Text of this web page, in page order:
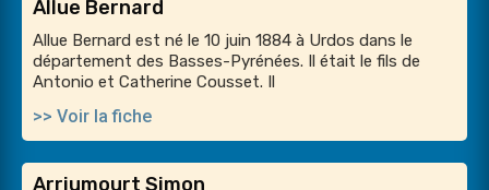
Allue Bernard
Allue Bernard est né le 10 juin 1884 à Urdos dans le
département des Basses-Pyrénées. Il était le fils de
Antonio et Catherine Cousset. Il
>> Voir la fiche
Arriumourt Simon